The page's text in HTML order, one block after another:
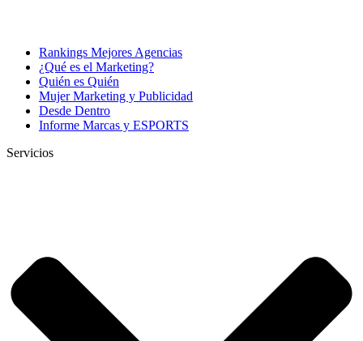
Rankings Mejores Agencias
¿Qué es el Marketing?
Quién es Quién
Mujer Marketing y Publicidad
Desde Dentro
Informe Marcas y ESPORTS
Servicios